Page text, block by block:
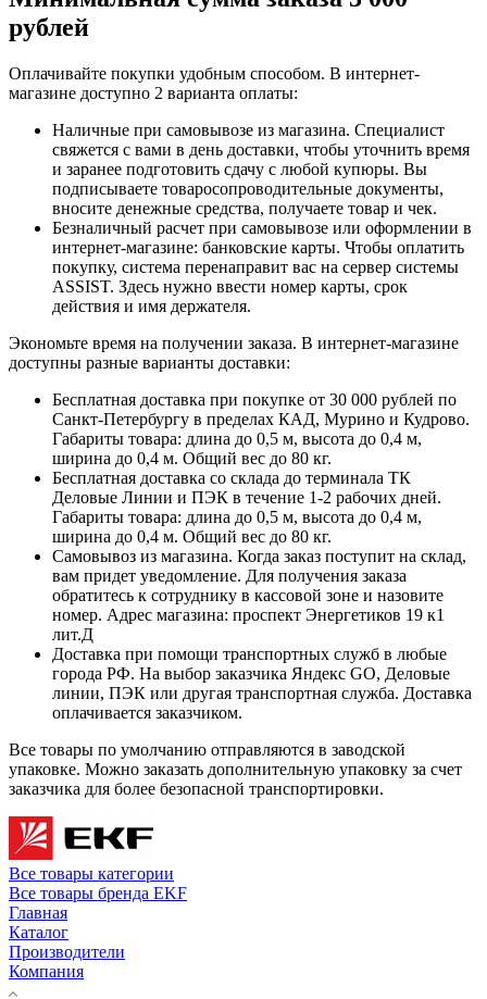
рублей
Оплачивайте покупки удобным способом. В интернет-
магазине доступно 2 варианта оплаты:
Наличные при самовывозе из магазина. Специалист
свяжется с вами в день доставки, чтобы уточнить время
и заранее подготовить сдачу с любой купюры. Вы
подписываете товаросопроводительные документы,
вносите денежные средства, получаете товар и чек.
Безналичный расчет при самовывозе или оформлении в
интернет-магазине: банковские карты. Чтобы оплатить
покупку, система перенаправит вас на сервер системы
ASSIST. Здесь нужно ввести номер карты, срок
действия и имя держателя.
Экономьте время на получении заказа. В интернет-магазине
доступны разные варианты доставки:
Бесплатная доставка при покупке от 30 000 рублей по
Санкт-Петербургу в пределах КАД, Мурино и Кудрово.
Габариты товара: длина до 0,5 м, высота до 0,4 м,
ширина до 0,4 м. Общий вес до 80 кг.
Бесплатная доставка со склада до терминала ТК
Деловые Линии и ПЭК в течение 1-2 рабочих дней.
Габариты товара: длина до 0,5 м, высота до 0,4 м,
ширина до 0,4 м. Общий вес до 80 кг.
Самовывоз из магазина. Когда заказ поступит на склад,
вам придет уведомление. Для получения заказа
обратитесь к сотруднику в кассовой зоне и назовите
номер. Адрес магазина: проспект Энергетиков 19 к1
лит.Д
Доставка при помощи транспортных служб в любые
города РФ. На выбор заказчика Яндекс GO, Деловые
линии, ПЭК или другая транспортная служба. Доставка
оплачивается заказчиком.
Все товары по умолчанию отправляются в заводской
упаковке. Можно заказать дополнительную упаковку за счет
заказчика для более безопасной транспортировки.
Все товары категории
Все товары бренда EKF
Главная
Каталог
Производители
Компания